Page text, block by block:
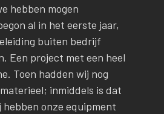
hebben mogen
al in het eerste jaar,
buiten bedrijf
Een project met een heel
Toen hadden wij nog
inmiddels is dat
hebben onze equipment